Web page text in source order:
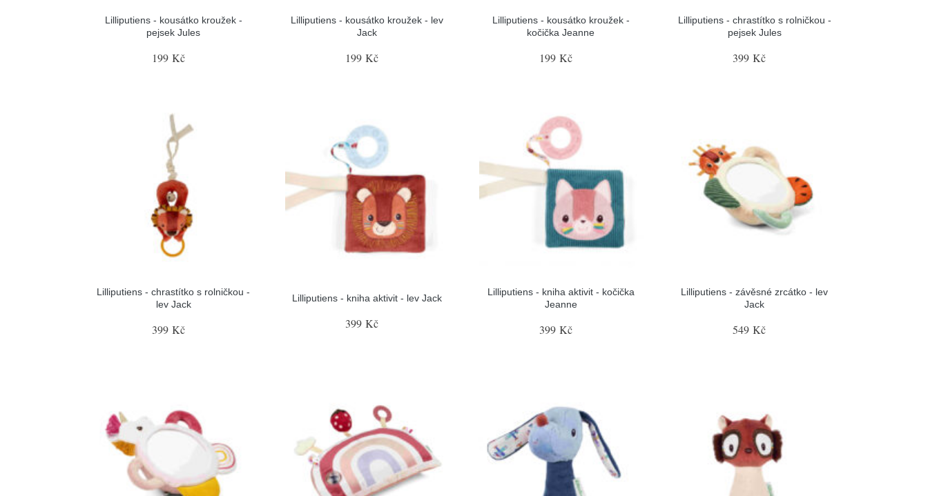
Lilliputiens - kousátko kroužek -
pejsek Jules
199 Kč
Lilliputiens - kousátko kroužek - lev
Jack
199 Kč
Lilliputiens - kousátko kroužek -
kočička Jeanne
199 Kč
Lilliputiens - chrastítko s rolničkou -
pejsek Jules
399 Kč
Lilliputiens - chrastítko s rolničkou -
lev Jack
399 Kč
Lilliputiens - kniha aktivit - lev Jack
399 Kč
Lilliputiens - kniha aktivit - kočička
Jeanne
399 Kč
Lilliputiens - závěsné zrcátko - lev
Jack
549 Kč